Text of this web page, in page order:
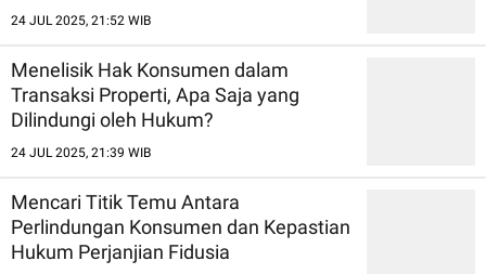
24 JUL 2025, 21:52 WIB
Menelisik Hak Konsumen dalam
Transaksi Properti, Apa Saja yang
Dilindungi oleh Hukum?
24 JUL 2025, 21:39 WIB
Mencari Titik Temu Antara
Perlindungan Konsumen dan Kepastian
Hukum Perjanjian Fidusia